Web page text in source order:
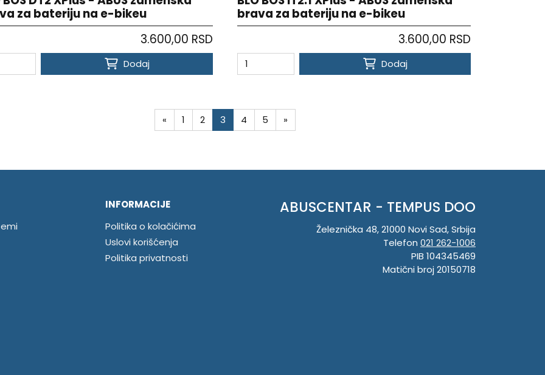
za bateriju na e-bikeu
3.600,00 RSD
Dodaj
brava za bateriju na e-bikeu
3.600,00 RSD
Dodaj
« 1 2 3 4 5 »
INFORMACIJE
Politika o kolačićima
Uslovi korišćenja
Politika privatnosti
ABUSCENTAR - TEMPUS DOO
Železnička 48, 21000 Novi Sad, Srbija
Telefon 021 262-1006
PIB 104345469
Matični broj 20150718